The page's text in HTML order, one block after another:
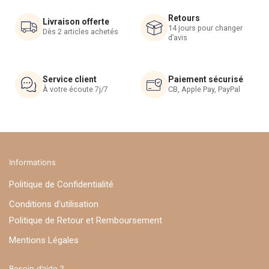
choisies
sur
du
produit
du
produit
Livraison offerte
Dès 2 articles achetés
Retours
14 jours pour changer
d’avis
Service client
À votre écoute 7j/7
Paiement sécurisé
CB, Apple Pay, PayPal
Informations
Politique de Confidentialité
Conditions d’utilisation
Politique de Retour et Remboursement
Mentions Légales